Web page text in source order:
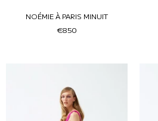
NOÉMIE À PARIS MINUIT
€850